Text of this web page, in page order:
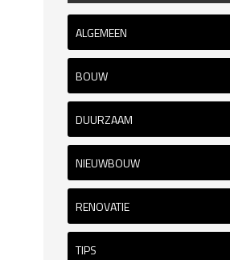
ALGEMEEN
BOUW
DUURZAAM
NIEUWBOUW
RENOVATIE
TIPS